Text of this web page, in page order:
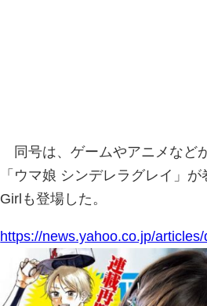
同号は、ゲームやアニメなど
「ウマ娘 シンデレラグレイ」
Girlも登場した。
https://news.yahoo.co.jp/